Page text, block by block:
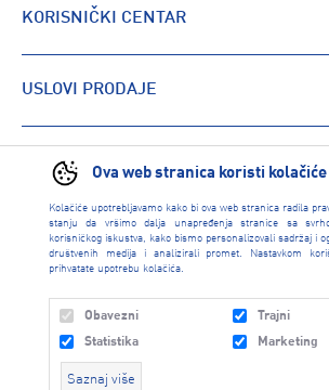
Ova web stranica koristi kolačiće
Kolačiće upotrebljavamo kako bi ova web stranica radila
stanju da vršimo dalja unapređenja stranice sa
korisničkog iskustva, kako bismo personalizovali sadržaj i
društvenih medija i analizirali promet. Nastavkom
prihvatate upotrebu kolačića.
Obavezni
Trajni
Statistika
Marketing
Saznaj više
KORISNIČKI CENTAR
USLOVI PRODAJE
PRONAĐI RADNJU